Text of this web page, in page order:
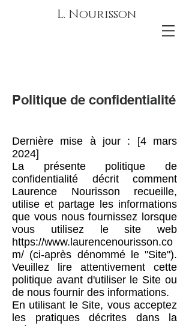
L. Nourisson
Politique de confidentialité
Dernière mise à jour : [4 mars
2024]
La présente politique de
confidentialité décrit comment
Laurence Nourisson recueille,
utilise et partage les informations
que vous nous fournissez lorsque
vous utilisez le site web
https://www.laurencenourisson.co
m/ (ci-après dénommé le "Site").
Veuillez lire attentivement cette
politique avant d'utiliser le Site ou
de nous fournir des informations.
En utilisant le Site, vous acceptez
les pratiques décrites dans la